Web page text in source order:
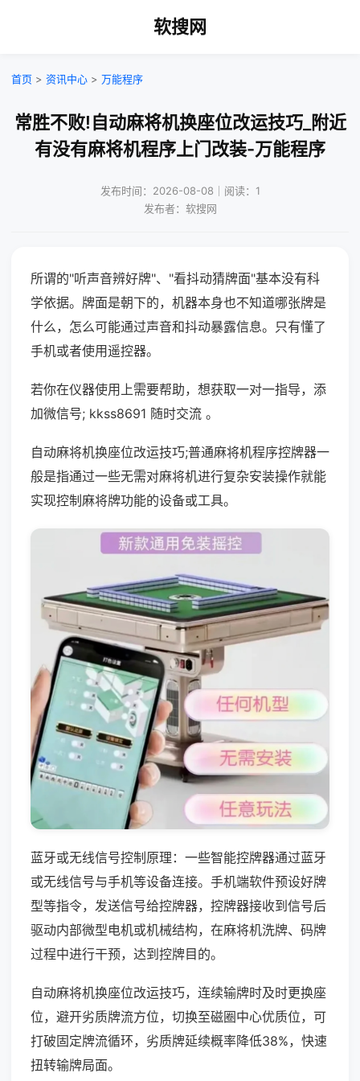
软搜网
首页 > 资讯中心 > 万能程序
常胜不败!自动麻将机换座位改运技巧_附近
有没有麻将机程序上门改装-万能程序
发布时间：2026-08-08｜阅读：1
发布者：软搜网
所谓的"听声音辨好牌"、"看抖动猜牌面"基本没有科
学依据。牌面是朝下的，机器本身也不知道哪张牌是
什么，怎么可能通过声音和抖动暴露信息。只有懂了
手机或者使用遥控器。
若你在仪器使用上需要帮助，想获取一对一指导，添
加微信号; kkss8691 随时交流 。
自动麻将机换座位改运技巧;普通麻将机程序控牌器一
般是指通过一些无需对麻将机进行复杂安装操作就能
实现控制麻将牌功能的设备或工具。
蓝牙或无线信号控制原理：一些智能控牌器通过蓝牙
或无线信号与手机等设备连接。手机端软件预设好牌
型等指令，发送信号给控牌器，控牌器接收到信号后
驱动内部微型电机或机械结构，在麻将机洗牌、码牌
过程中进行干预，达到控牌目的。
自动麻将机换座位改运技巧，连续输牌时及时更换座
位，避开劣质牌流方位，切换至磁圈中心优质位，可
打破固定牌流循环，劣质牌延续概率降低38%，快速
扭转输牌局面。